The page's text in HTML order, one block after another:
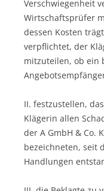
Verschwiegenheit
Wirtschaftsprüfer
dessen Kosten
verpflichtet, der
mitzuteilen, ob ein
II. festzustellen,
Klägerin allen
der A GmbH & Co.
bezeichneten, seit
Handlungen